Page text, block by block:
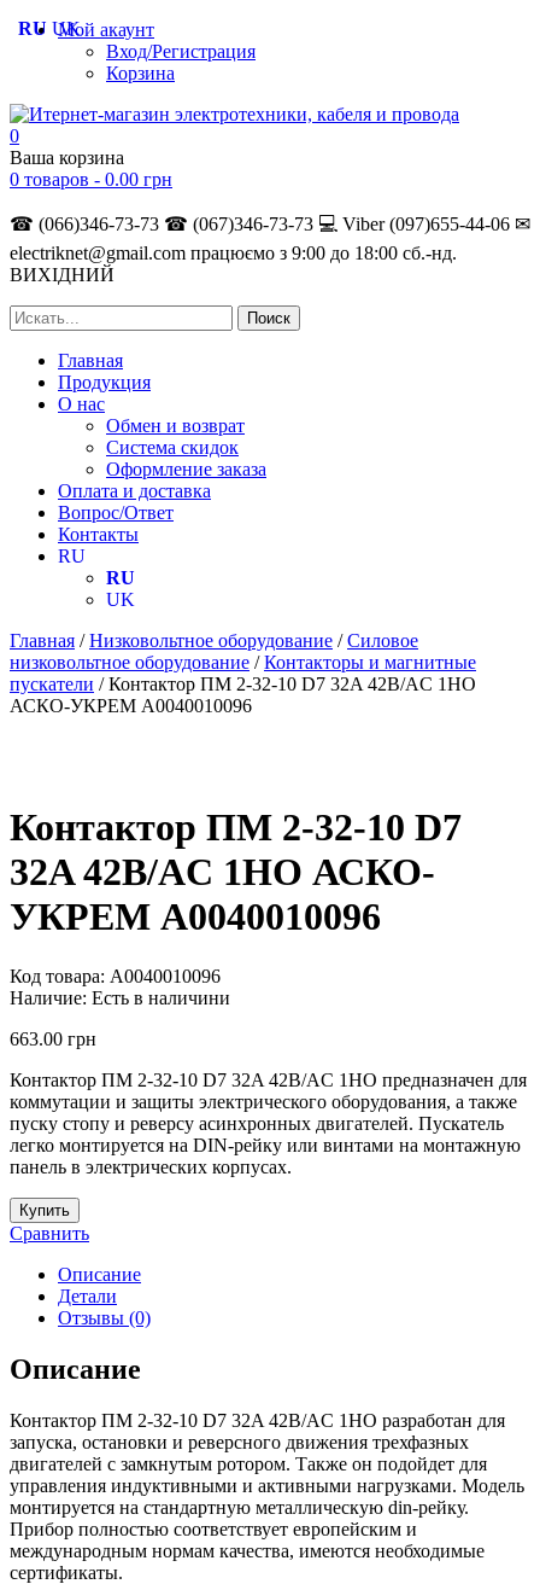
Мой акаунт
Вход/Регистрация
Корзина
0
Ваша корзина
0 товаров - 0.00 грн
☎ (066)346-73-73 ☎ (067)346-73-73 💻 Viber (097)655-44-06 ✉
electriknet@gmail.com працюємо з 9:00 до 18:00 сб.-нд.
ВИХІДНИЙ
Главная
Продукция
О нас
Обмен и возврат
Система скидок
Оформление заказа
Оплата и доставка
Вопрос/Ответ
Контакты
RU
RU
UK
Главная /Низковольтное оборудование /Силовое
низковольтное оборудование /Контакторы и магнитные
пускатели / Контактор ПМ 2-32-10 D7 32A 42B/AC 1НО
АСКО-УКРЕМ A0040010096
Контактор ПМ 2-32-10 D7
32A 42B/AC 1НО АСКО-
УКРЕМ A0040010096
Код товара: A0040010096
Наличие: Есть в наличини
663.00 грн
Контактор ПМ 2-32-10 D7 32A 42B/AC 1НО предназначен для
коммутации и защиты электрического оборудования, а также
пуску стопу и реверсу асинхронных двигателей. Пускатель
легко монтируется на DIN-рейку или винтами на монтажную
панель в электрических корпусах.
Купить
Сравнить
Описание
Детали
Отзывы (0)
Описание
Контактор ПМ 2-32-10 D7 32A 42B/AC 1НО разработан для
запуска, остановки и реверсного движения трехфазных
двигателей с замкнутым ротором. Также он подойдет для
управления индуктивными и активными нагрузками. Модель
монтируется на стандартную металлическую din-рейку.
Прибор полностью соответствует европейским и
международным нормам качества, имеются необходимые
сертификаты.
RU UK